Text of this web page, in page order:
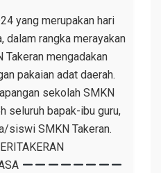
yang merupakan hari
dalam rangka merayakan
Takeran mengadakan
pakaian adat daerah.
sekolah SMKN
seluruh bapak-ibu guru,
siswi SMKN Takeran.